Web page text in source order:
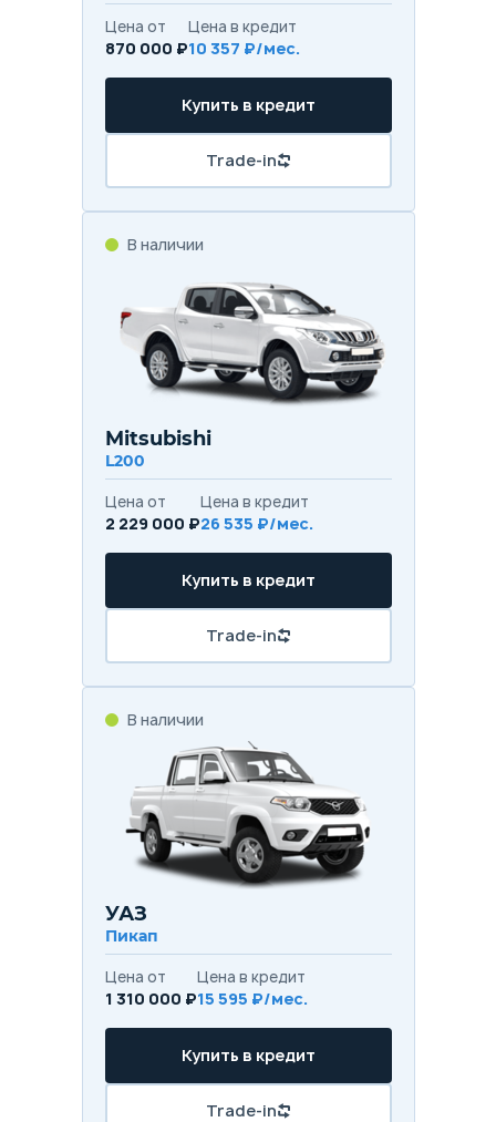
Цена от
870 000 ₽
Цена в кредит
10 357 ₽/мес.
Купить в кредит
Trade-in
В наличии
Mitsubishi
L200
Цена от
2 229 000 ₽
Цена в кредит
26 535 ₽/мес.
Купить в кредит
Trade-in
В наличии
УАЗ
Пикап
Цена от
1 310 000 ₽
Цена в кредит
15 595 ₽/мес.
Купить в кредит
Trade-in